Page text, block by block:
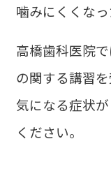
噛みにくくなっ
高橋歯科医院
の関する講習
気になる症状
ください。